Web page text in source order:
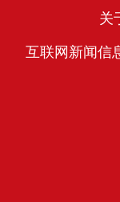
关
互联网新闻信